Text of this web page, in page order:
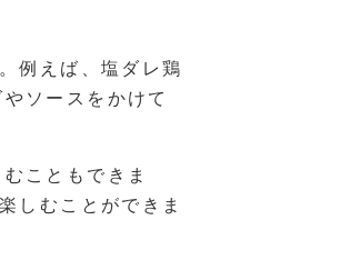
例えば、塩ダレ鶏
ソースをかけて
こともできま
しむことができま